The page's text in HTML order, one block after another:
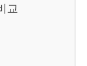
교